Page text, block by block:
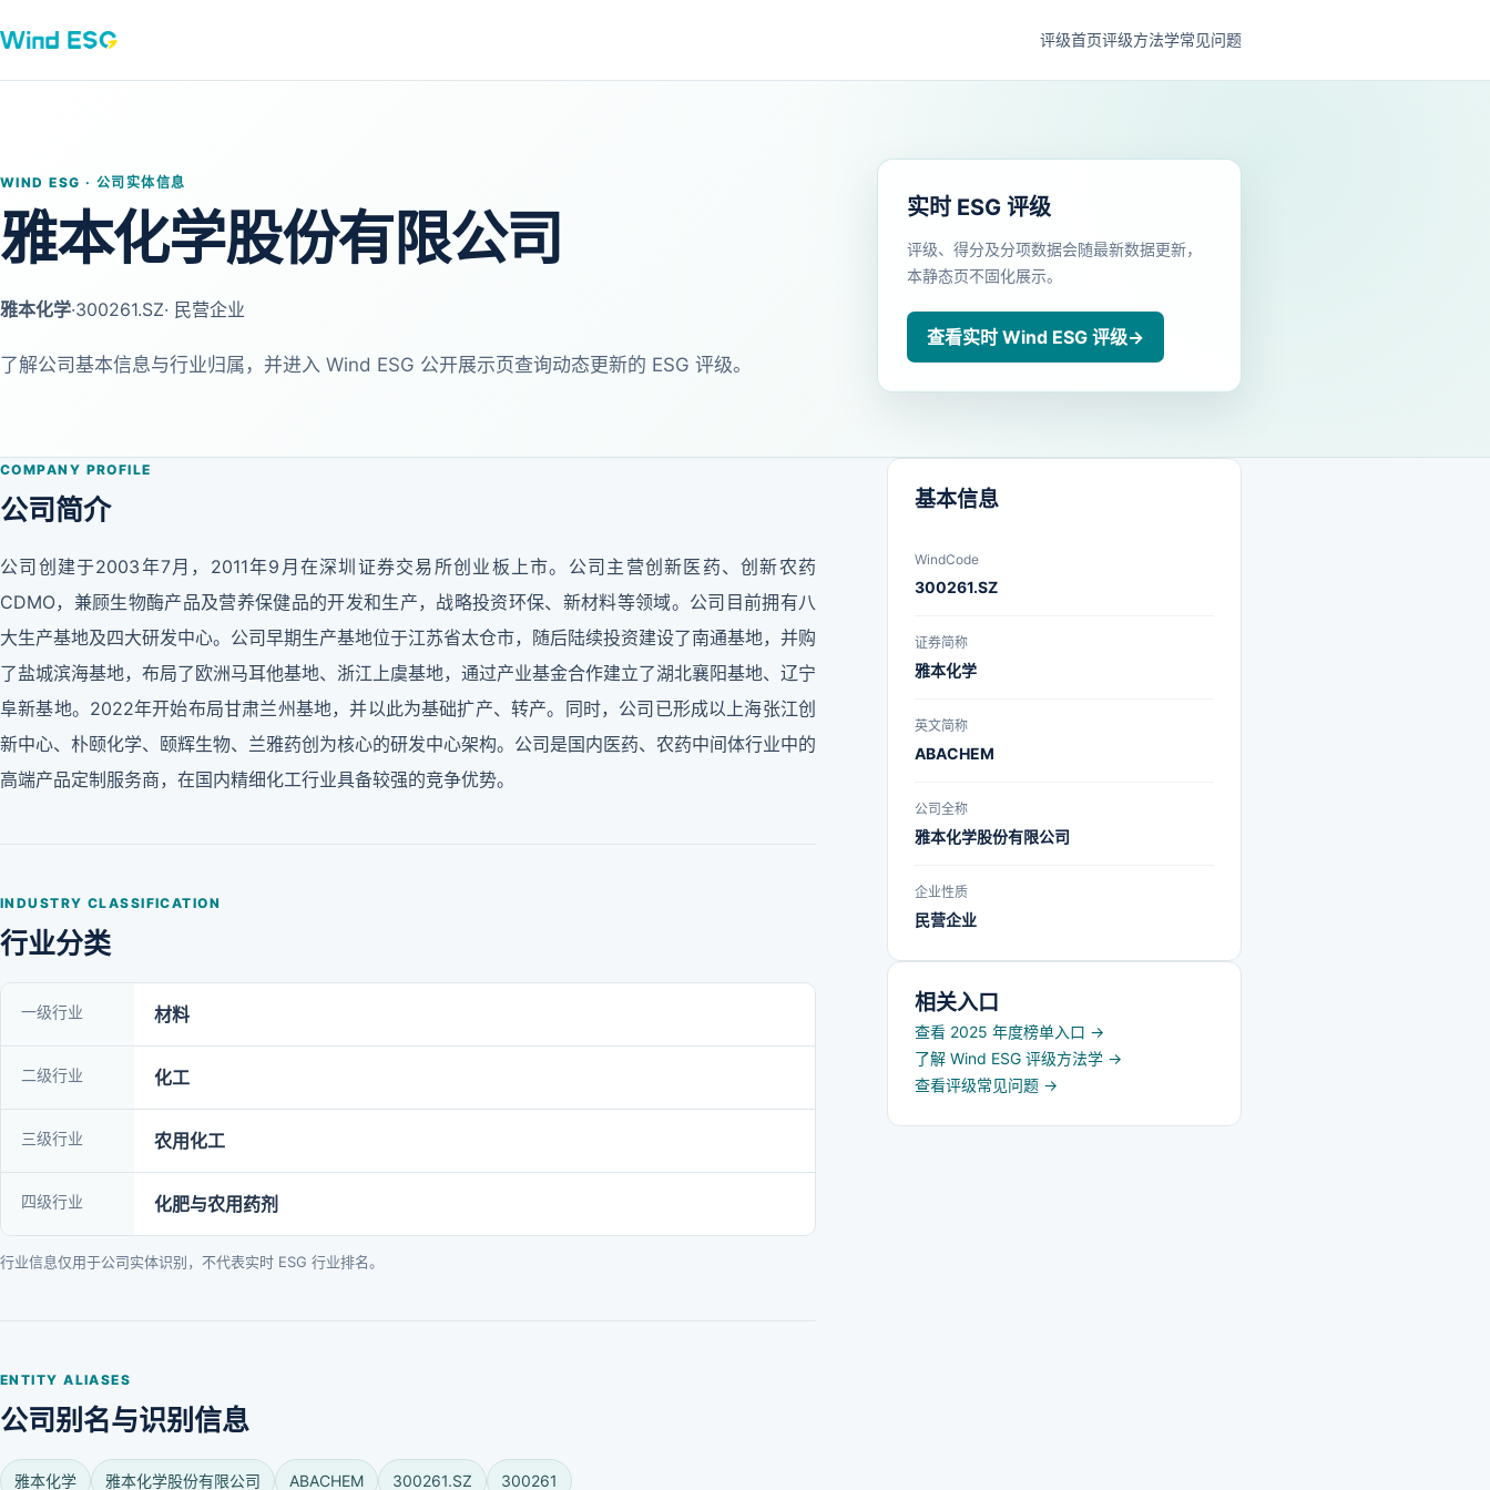
评级首页评级方法学常见问题
WIND ESG · 公司实体信息
雅本化学股份有限公司
雅本化学·300261.SZ· 民营企业
了解公司基本信息与行业归属，并进入 Wind ESG 公开展示页查询动态更新的 ESG 评级。
实时 ESG 评级
评级、得分及分项数据会随最新数据更新，
本静态页不固化展示。
查看实时 Wind ESG 评级→
COMPANY PROFILE
公司简介
公司创建于2003年7月，2011年9月在深圳证券交易所创业板上市。公司主营创新医药、创新农药
CDMO，兼顾生物酶产品及营养保健品的开发和生产，战略投资环保、新材料等领域。公司目前拥有八
大生产基地及四大研发中心。公司早期生产基地位于江苏省太仓市，随后陆续投资建设了南通基地，并购
了盐城滨海基地，布局了欧洲马耳他基地、浙江上虞基地，通过产业基金合作建立了湖北襄阳基地、辽宁
阜新基地。2022年开始布局甘肃兰州基地，并以此为基础扩产、转产。同时，公司已形成以上海张江创
新中心、朴颐化学、颐辉生物、兰雅药创为核心的研发中心架构。公司是国内医药、农药中间体行业中的
高端产品定制服务商，在国内精细化工行业具备较强的竞争优势。
INDUSTRY CLASSIFICATION
行业分类
一级行业 材料
二级行业 化工
三级行业 农用化工
四级行业 化肥与农用药剂
行业信息仅用于公司实体识别，不代表实时 ESG 行业排名。
ENTITY ALIASES
公司别名与识别信息
雅本化学 雅本化学股份有限公司 ABACHEM 300261.SZ 300261
基本信息
WindCode
300261.SZ
证券简称
雅本化学
英文简称
ABACHEM
公司全称
雅本化学股份有限公司
企业性质
民营企业
相关入口
查看 2025 年度榜单入口 →
了解 Wind ESG 评级方法学 →
查看评级常见问题 →